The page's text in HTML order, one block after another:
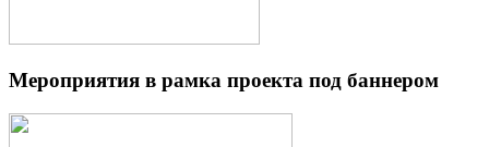
Мероприятия в рамка проекта под баннером